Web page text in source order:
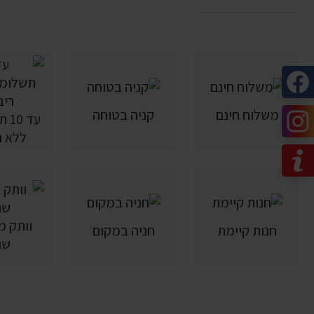
משלוח חינם קניה בטוחה
ללא
חנות קיימת חניה במקום